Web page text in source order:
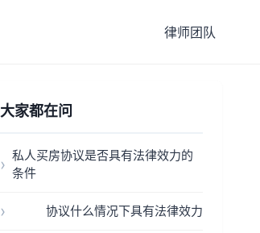
律师团队
大家都在问
私人买房协议是否具有法律效力的
条件
协议什么情况下具有法律效力